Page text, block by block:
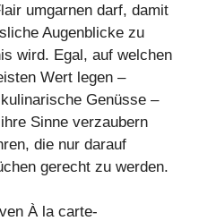
umgarnen darf, damit
Augenblicke zu
wird. Egal, auf welchen
Wert legen –
Genüsse –
Sinne verzaubern
die nur darauf
gerecht zu werden.
À la carte-